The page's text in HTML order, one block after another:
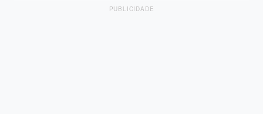
PUBLICIDADE